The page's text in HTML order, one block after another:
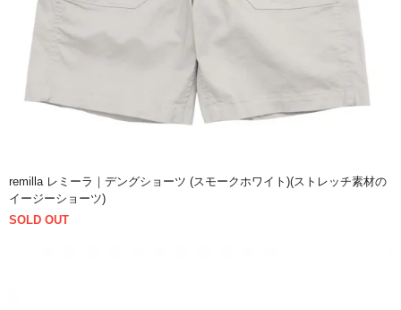
remilla レミーラ｜デングショーツ (スモークホワイト)(ストレッチ素材の
イージーショーツ)
SOLD OUT